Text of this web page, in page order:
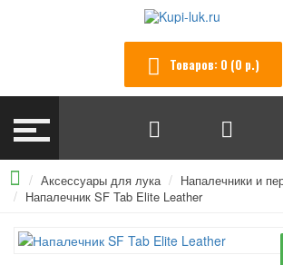
Товаров: 0 (0 р.)
Аксессуары для лука
Напалечники и
Напалечник SF Tab Elite Leather